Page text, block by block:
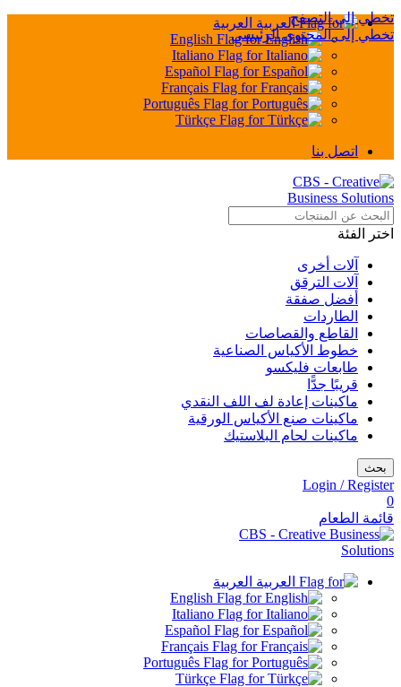
تخطي إلى التصفح
تخطي إلى المحتوى الرئيسي
العربية
English
Italiano
Español
Français
Português
Türkçe
اتصل بنا
اختر الفئة
آلات أخرى
آلات الترقق
أفضل صفقة
الطاردات
القاطع والقصاصات
خطوط الأكياس الصناعية
طابعات فليكسو
قريبًا جدًّا
ماكينات إعادة لف اللف النقدي
ماكينات صنع الأكياس الورقية
ماكينات لحام البلاستيك
بحث
Login / Register
0
قائمة الطعام
العربية
English
Italiano
Español
Français
Português
Türkçe